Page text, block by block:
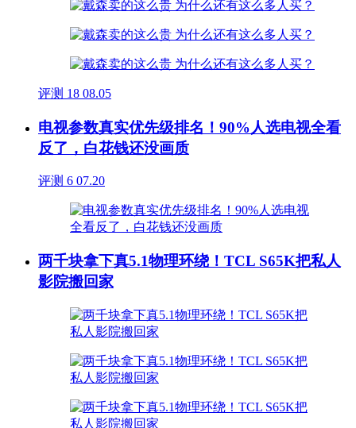
评测 18 08.05
电视参数真实优先级排名！90%人选电视全看
反了，白花钱还没画质
评测 6 07.20
两千块拿下真5.1物理环绕！TCL S65K把私人
影院搬回家